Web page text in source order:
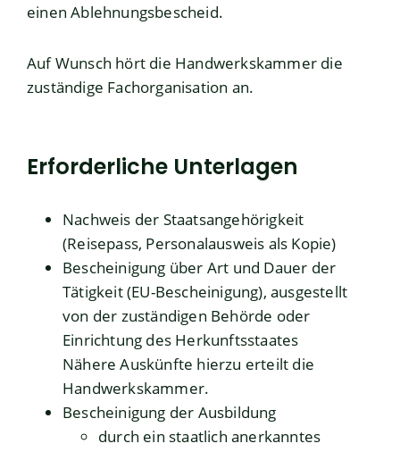
einen Ablehnungsbescheid.
Auf Wunsch hört die Handwerkskammer die
zuständige Fachorganisation an.
Erforderliche Unterlagen
Nachweis der Staatsangehörigkeit
(Reisepass, Personalausweis als Kopie)
Bescheinigung über Art und Dauer der
Tätigkeit (EU-Bescheinigung), ausgestellt
von der zuständigen Behörde oder
Einrichtung des Herkunftsstaates
Nähere Auskünfte hierzu erteilt die
Handwerkskammer.
Bescheinigung der Ausbildung
durch ein staatlich anerkanntes